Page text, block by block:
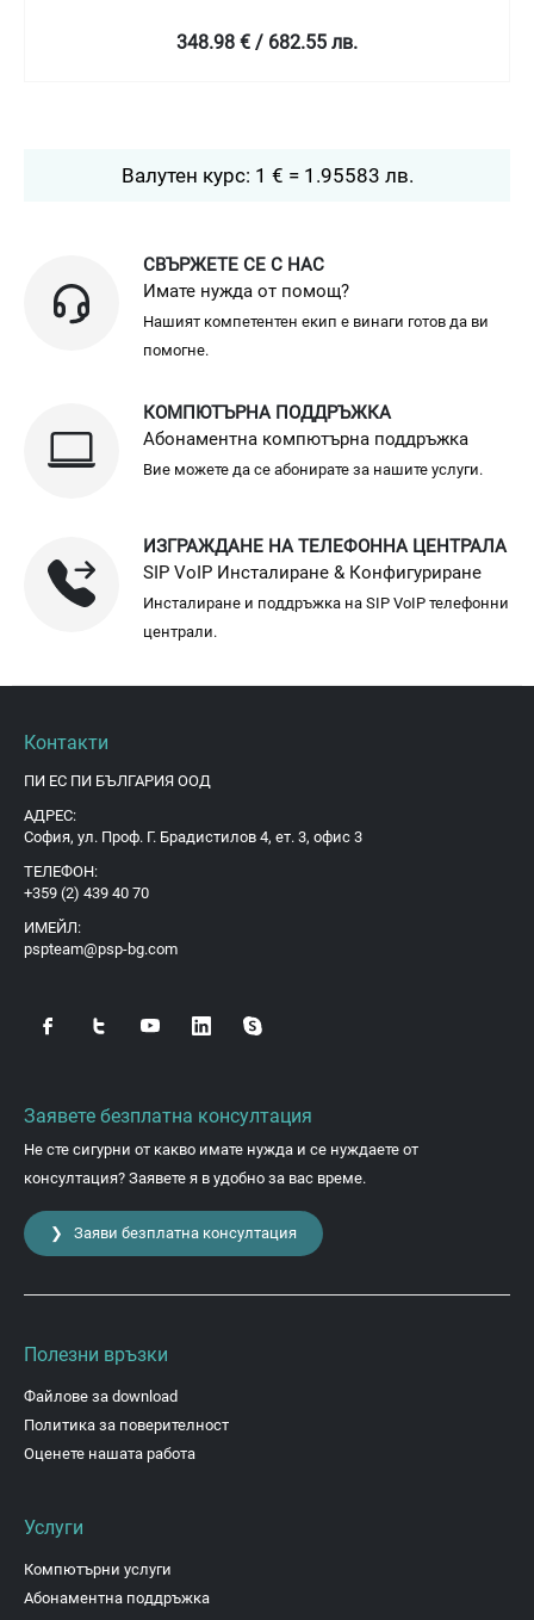
349 € / 682.58 лв.
Валутен курс: 1 € = 1.95583 лв.
СВЪРЖЕТЕ СЕ С НАС
Имате нужда от помощ?
Нашият компетентен екип е винаги готов да ви
помогне.
КОМПЮТЪРНА ПОДДРЪЖКА
Абонаментна компютърна поддръжка
Вие можете да се абонирате за нашите услуги.
ИЗГРАЖДАНЕ НА ТЕЛЕФОННА ЦЕНТРАЛА
SIP VoIP Инсталиране & Конфигуриране
Инсталиране и поддръжка на SIP VoIP телефонни
централи.
Контакти
ПИ ЕС ПИ БЪЛГАРИЯ ООД
АДРЕС:
София, ул. Проф. Г. Брадистилов 4, ет. 3, офис 3
ТЕЛЕФОН:
+359 (2) 439 40 70
ИМЕЙЛ:
pspteam@psp-bg.com
Заявете безплатна консултация
Не сте сигурни от какво имате нужда и се нуждаете от
консултация? Заявете я в удобно за вас време.
❯ Заяви безплатна консултация
Полезни връзки
Файлове за download
Политика за поверителност
Оценете нашата работа
Услуги
Компютърни услуги
Абонаментна поддръжка